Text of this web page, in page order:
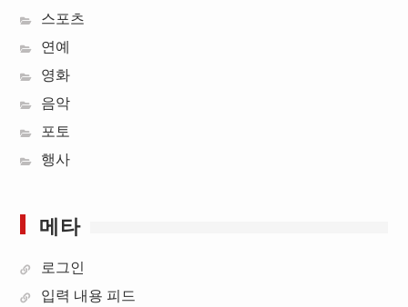
스포츠
연예
영화
음악
포토
행사
메타
로그인
입력 내용 피드